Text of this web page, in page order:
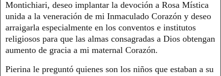
Montichiari, deseo implantar la devoción a Rosa Mística
unida a la veneración de mi Inmaculado Corazón y deseo
arraigarla especialmente en los conventos e institutos
religiosos para que las almas consagradas a Dios obtengan
aumento de gracia a mi maternal Corazón.
Pierina le preguntó quienes son los niños que estaban a su